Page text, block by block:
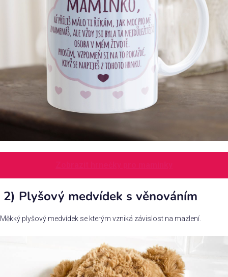
2) Plyšový medvídek s věnováním
Měkký plyšový medvídek se kterým vzniká závislost na mazlení.